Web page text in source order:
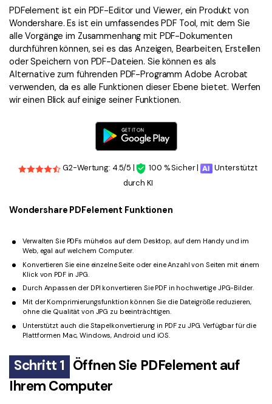
PDFelement ist ein PDF-Editor und Viewer, ein Produkt von
Wondershare. Es ist ein umfassendes PDF Tool, mit dem Sie
alle Vorgänge im Zusammenhang mit PDF-Dokumenten
durchführen können, sei es das Anzeigen, Bearbeiten, Erstellen
oder Speichern von PDF-Dateien. Sie können es als
Alternative zum führenden PDF-Programm Adobe Acrobat
verwenden, da es alle Funktionen dieser Ebene bietet. Werfen
wir einen Blick auf einige seiner Funktionen.
G2-Wertung: 4.5/5 | 100 % Sicher |
Unterstützt
durch KI
Wondershare PDFelement Funktionen
Verwalten Sie PDFs mühelos auf dem Desktop, auf dem Handy und im
Web, egal auf welchem Computer.
Konvertieren Sie eine einzelne Seite oder eine Anzahl von Seiten mit einem
Klick von PDF in JPG.
Durch Anpassen der DPI konvertieren Sie PDF in hochwertige JPG-Bilder.
Mit der Komprimierungsfunktion können Sie die Dateigröße reduzieren,
ohne die Qualität von JPG zu beeinträchtigen.
Unterstützt auch die Stapelkonvertierung in PDF zu JPG. Verfügbar für die
Plattformen Mac, Windows, Android und iOS.
Schritt 1 Öffnen Sie PDFelement auf
Ihrem Computer